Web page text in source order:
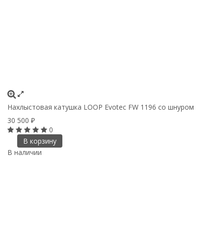
Нахлыстовая катушка LOOP Evotec FW 1196 со шнуром
30 500 ₽
0
В корзину
В наличии